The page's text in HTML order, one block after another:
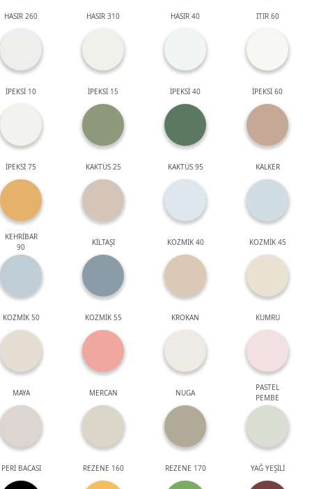
HASIR 260 HASIR 310 HASIR 40 ITIR 60
İPEKSİ 10 İPEKSİ 15 İPEKSİ 40 İPEKSİ 60
İPEKSİ 75 KAKTÜS 25 KAKTÜS 95 KALKER
KEHRİBAR
90
KİLTAŞI KOZMİK 40 KOZMİK 45
KOZMİK 50 KOZMİK 55 KROKAN KUMRU
MAYA MERCAN NUGA
PASTEL
PEMBE
PERİ BACASI REZENE 160 REZENE 170 YAĞ YEŞİLİ